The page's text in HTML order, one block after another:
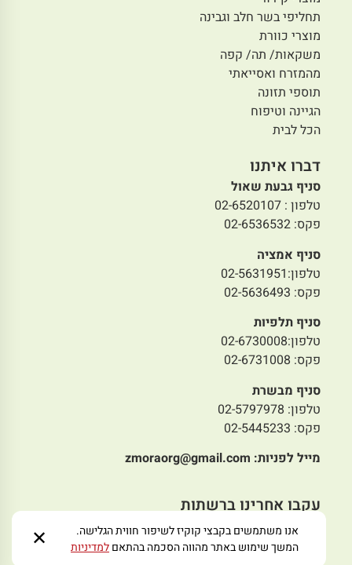
תחליפי בשר חלב וגבינה
מוצרי כוורת
משקאות/ תה/ קפה
מהמזרח ואסייאתי
תוספי תזונה
הגיינה וטיפוח
הכל לבית
דברו איתנו
סניף גבעת שאול
טלפון : 02-6520107
פקס: 02-6536532
סניף אמציה
טלפון:02-5631951
פקס: 02-5636493
סניף תלפיות
טלפון:02-6730008
פקס: 02-6731008
סניף מבשרת
טלפון: 02-5797978
פקס: 02-5445233
מייל לפניות: zmoraorg@gmail.com
עקבו אחרינו ברשתות
אנו משתמשים בקבצי קוקיז לשיפור חווית הגלישה.
המשך שימוש באתר מהווה הסכמה בהתאםלמדיניות ✕